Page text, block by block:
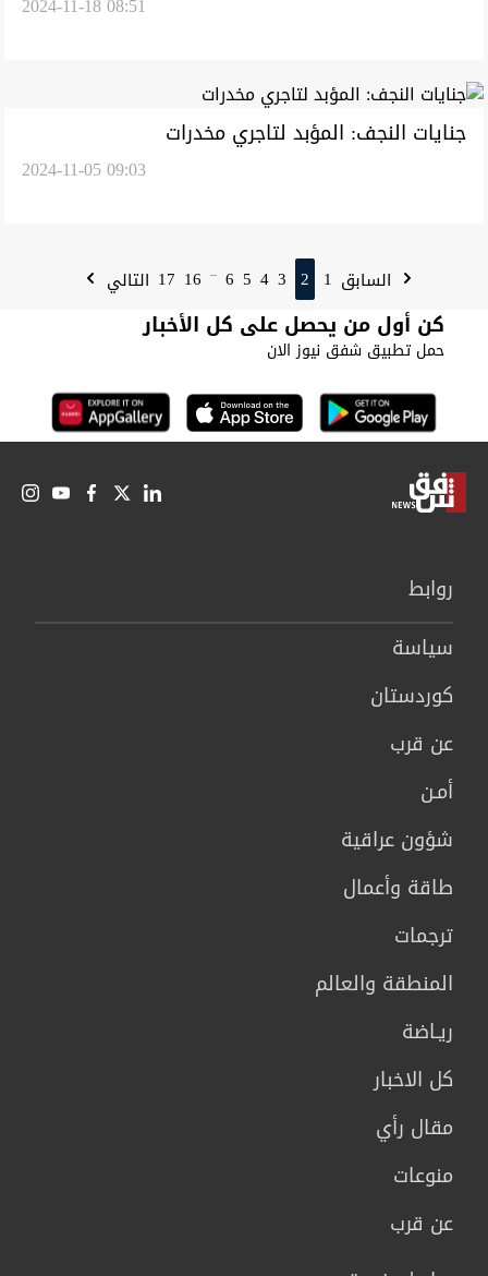
جنايات النجف: المؤبد لتاجري مخدرات
2024-11-05 09:03
السابق 1
2
3
4
5
6
...
16
17 التالي
كن أول من يحصل على كل الأخبار
حمل تطبيق شفق نيوز الان
روابط
سیاسة
كوردستان
عن قرب
أمـن
شؤون عراقية
طاقة وأعمال
ترجمات
المنطقة والعالم
ريـاضة
كل الاخبار
مقال رأي
منوعات
عن قرب